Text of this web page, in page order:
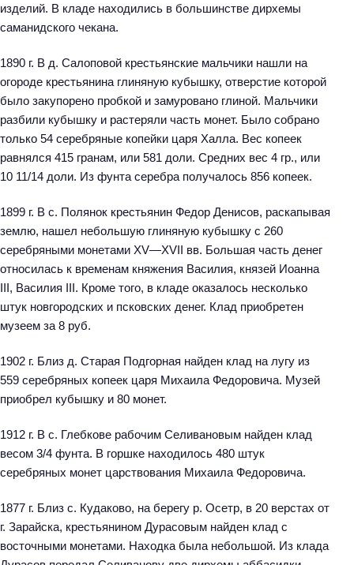
изделий. В кладе находились в большинстве дирхемы
саманидского чекана.
1890 г. В д. Салоповой крестьянские мальчики нашли на
огороде крестьянина глиняную кубышку, отверстие которой
было закупорено пробкой и замуровано глиной. Мальчики
разбили кубышку и растеряли часть монет. Было собрано
только 54 серебряные копейки царя Халла. Вес копеек
равнялся 415 гранам, или 581 доли. Средних вес 4 гр., или
10 11/14 доли. Из фунта серебра получалось 856 копеек.
1899 г. В с. Полянок крестьянин Федор Денисов, раскапывая
землю, нашел небольшую глиняную кубышку с 260
серебряными монетами XV—XVII вв. Большая часть денег
относилась к временам княжения Василия, князей Иоанна
III, Василия III. Кроме того, в кладе оказалось несколько
штук новгородских и псковских денег. Клад приобретен
музеем за 8 руб.
1902 г. Близ д. Старая Подгорная найден клад на лугу из
559 серебряных копеек царя Михаила Федоровича. Музей
приобрел кубышку и 80 монет.
1912 г. В с. Глебкове рабочим Селивановым найден клад
весом 3/4 фунта. В горшке находилось 480 штук
серебряных монет царствования Михаила Федоровича.
1877 г. Близ с. Кудаково, на берегу р. Осетр, в 20 верстах от
г. Зарайска, крестьянином Дурасовым найден клад с
восточными монетами. Находка была небольшой. Из клада